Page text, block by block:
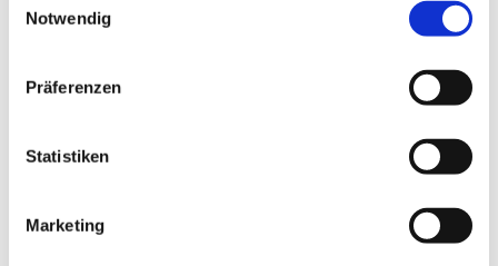
Notwendig
Präferenzen
Statistiken
Marketing